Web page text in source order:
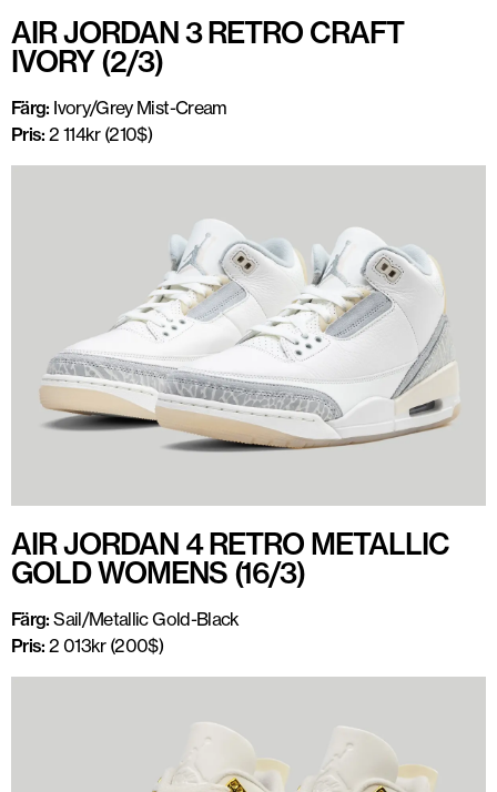
AIR JORDAN 3 RETRO CRAFT
IVORY (2/3)
Färg: Ivory/Grey Mist-Cream
Pris: 2 114kr (210$)
AIR JORDAN 4 RETRO METALLIC
GOLD WOMENS (16/3)
Färg:Sail/Metallic Gold-Black
Pris: 2 013kr (200$)